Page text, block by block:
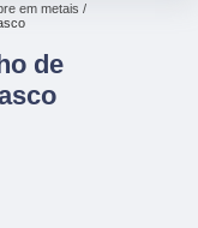
em metais
de